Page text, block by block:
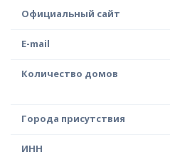
Официальный сайт
E-mail
Количество домов
Города присутствия
ИНН